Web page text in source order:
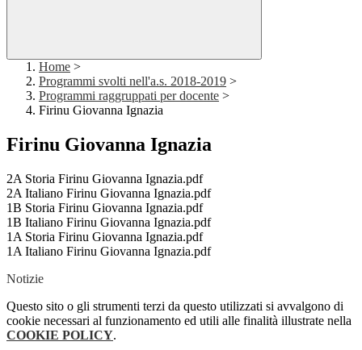
Home >
Programmi svolti nell'a.s. 2018-2019 >
Programmi raggruppati per docente >
Firinu Giovanna Ignazia
Firinu Giovanna Ignazia
2A Storia Firinu Giovanna Ignazia.pdf
2A Italiano Firinu Giovanna Ignazia.pdf
1B Storia Firinu Giovanna Ignazia.pdf
1B Italiano Firinu Giovanna Ignazia.pdf
1A Storia Firinu Giovanna Ignazia.pdf
1A Italiano Firinu Giovanna Ignazia.pdf
Notizie
Questo sito o gli strumenti terzi da questo utilizzati si avvalgono di
cookie necessari al funzionamento ed utili alle finalità illustrate nella
COOKIE POLICY.